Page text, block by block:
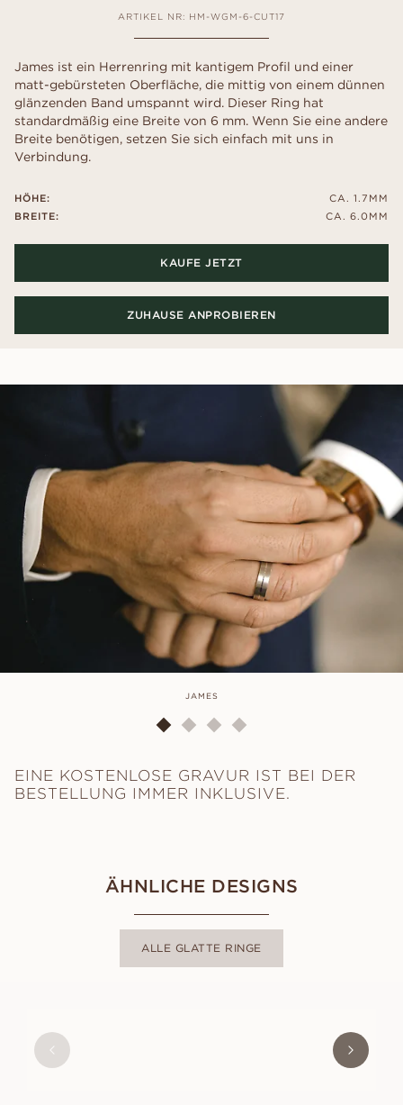
ARTIKEL NR: HM-WGM-6-CUT17
James ist ein Herrenring mit kantigem Profil und einer
matt-gebürsteten Oberfläche, die mittig von einem dünnen
glänzenden Band umspannt wird. Dieser Ring hat
standardmäßig eine Breite von 6 mm. Wenn Sie eine andere
Breite benötigen, setzen Sie sich einfach mit uns in
Verbindung.
HÖHE:
BREITE:
CA. 1.7MM
CA. 6.0MM
KAUFE JETZT
ZUHAUSE ANPROBIEREN
JAMES
EINE KOSTENLOSE GRAVUR IST BEI DER
BESTELLUNG IMMER INKLUSIVE.
ÄHNLICHE DESIGNS
ALLE GLATTE RINGE